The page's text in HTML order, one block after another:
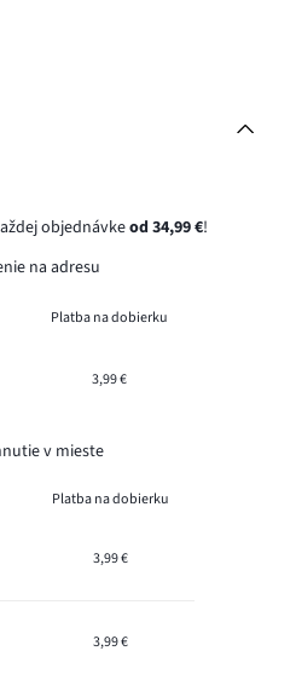
objednávkeod 34,99 €!
na adresu
Platba na dobierku
3,99 €
v mieste
Platba na dobierku
3,99 €
3,99 €